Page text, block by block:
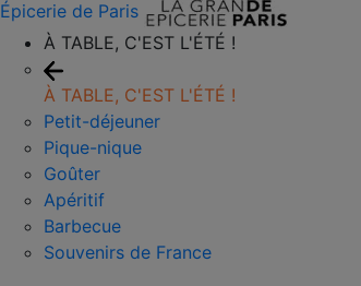
Épicerie de Paris
À TABLE, C'EST L'ÉTÉ !
À TABLE, C'EST L'ÉTÉ !
Petit-déjeuner
Pique-nique
Goûter
Apéritif
Barbecue
Souvenirs de France